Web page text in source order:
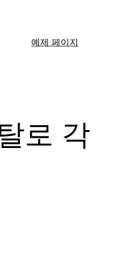
예제 페이지
로 각